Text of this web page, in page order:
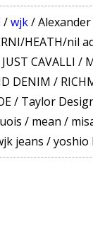
/wjk/
HEATH/nil
JUST CAVALLI /
DENIM /
/ Taylor
/ mean /
jeans /yoshio